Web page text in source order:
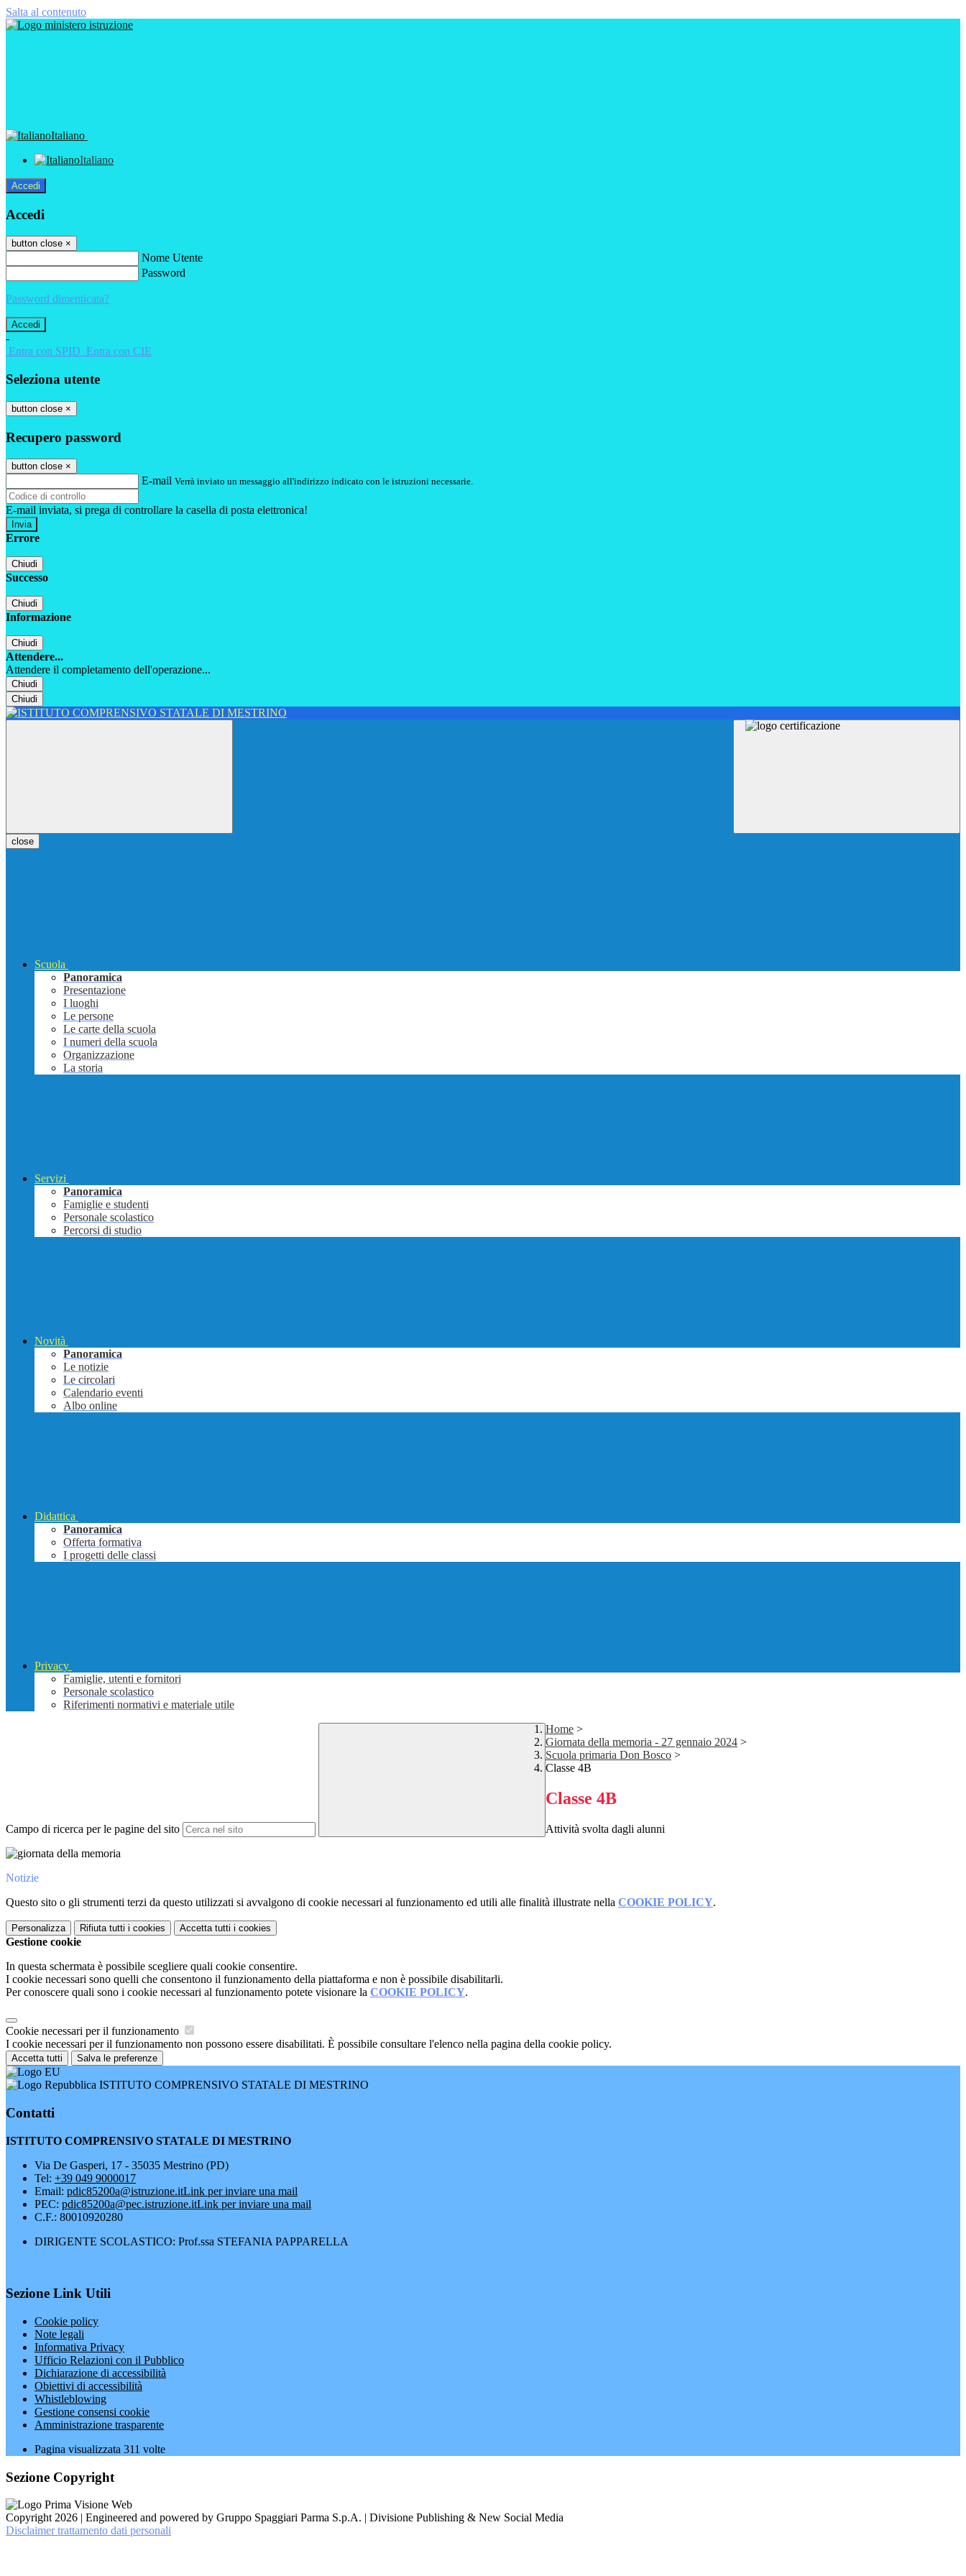
Salta al contenuto
Italiano
Italiano
Accedi
Accedi
button close ×
Nome Utente
Password
Password dimenticata?
-
Entra con SPID Entra con CIE
Seleziona utente
button close ×
Recupero password
button close ×
E-mail Verrà inviato un messaggio all'indirizzo indicato con le istruzioni necessarie.
E-mail inviata, si prega di controllare la casella di posta elettronica!
Errore
Chiudi
Successo
Chiudi
Informazione
Chiudi
Attendere...
Attendere il completamento dell'operazione...
Chiudi
Chiudi
close
Scuola
Panoramica
Presentazione
I luoghi
Le persone
Le carte della scuola
I numeri della scuola
Organizzazione
La storia
Servizi
Panoramica
Famiglie e studenti
Personale scolastico
Percorsi di studio
Novità
Panoramica
Le notizie
Le circolari
Calendario eventi
Albo online
Didattica
Panoramica
Offerta formativa
I progetti delle classi
Privacy
Famiglie, utenti e fornitori
Personale scolastico
Riferimenti normativi e materiale utile
Campo di ricerca per le pagine del sito
Home >
Giornata della memoria - 27 gennaio 2024 >
Scuola primaria Don Bosco >
Classe 4B
Classe 4B
Attività svolta dagli alunni
Notizie
Questo sito o gli strumenti terzi da questo utilizzati si avvalgono di cookie necessari al funzionamento ed utili alle finalità illustrate nella COOKIE POLICY.
Personalizza Rifiuta tutti i cookies Accetta tutti i cookies
Gestione cookie
In questa schermata è possibile scegliere quali cookie consentire.
I cookie necessari sono quelli che consentono il funzionamento della piattaforma e non è possibile disabilitarli.
Per conoscere quali sono i cookie necessari al funzionamento potete visionare la COOKIE POLICY.
Cookie necessari per il funzionamento
I cookie necessari per il funzionamento non possono essere disabilitati. È possibile consultare l'elenco nella pagina della cookie policy.
Accetta tutti Salva le preferenze
ISTITUTO COMPRENSIVO STATALE DI MESTRINO
Contatti
ISTITUTO COMPRENSIVO STATALE DI MESTRINO
Via De Gasperi, 17 - 35035 Mestrino (PD)
Tel: +39 049 9000017
Email: pdic85200a@istruzione.itLink per inviare una mail
PEC: pdic85200a@pec.istruzione.itLink per inviare una mail
C.F.: 80010920280
DIRIGENTE SCOLASTICO: Prof.ssa STEFANIA PAPPARELLA
Sezione Link Utili
Cookie policy
Note legali
Informativa Privacy
Ufficio Relazioni con il Pubblico
Dichiarazione di accessibilità
Obiettivi di accessibilità
Whistleblowing
Gestione consensi cookie
Amministrazione trasparente
Pagina visualizzata 311 volte
Sezione Copyright
Copyright 2026 | Engineered and powered by Gruppo Spaggiari Parma S.p.A. | Divisione Publishing & New Social Media
Disclaimer trattamento dati personali